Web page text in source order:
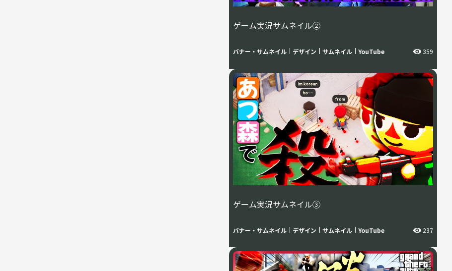
ゲーム実況サムネイル②
バナー・サムネイル デザイン サムネイル YouTube 359
ゲーム実況サムネイル③
バナー・サムネイル デザイン サムネイル YouTube 237